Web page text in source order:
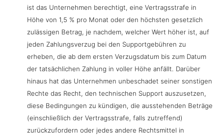
ist das Unternehmen berechtigt, eine Vertragsstrafe in
Höhe von 1,5 % pro Monat oder den höchsten gesetzlich
zulässigen Betrag, je nachdem, welcher Wert höher ist, auf
jeden Zahlungsverzug bei den Supportgebühren zu
erheben, die ab dem ersten Verzugsdatum bis zum Datum
der tatsächlichen Zahlung in voller Höhe anfällt. Darüber
hinaus hat das Unternehmen unbeschadet seiner sonstigen
Rechte das Recht, den technischen Support auszusetzen,
diese Bedingungen zu kündigen, die ausstehenden Beträge
(einschließlich der Vertragsstrafe, falls zutreffend)
zurückzufordern oder jedes andere Rechtsmittel in